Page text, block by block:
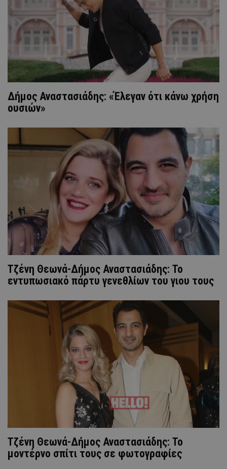
Δήμος Αναστασιάδης: «Έλεγαν ότι κάνω χρήση
ουσιών»
Τζένη Θεωνά-Δήμος Αναστασιάδης: Το
εντυπωσιακό πάρτυ γενεθλίων του γιου τους
Τζένη Θεωνά-Δήμος Αναστασιάδης: Το
μοντέρνο σπίτι τους σε φωτογραφίες